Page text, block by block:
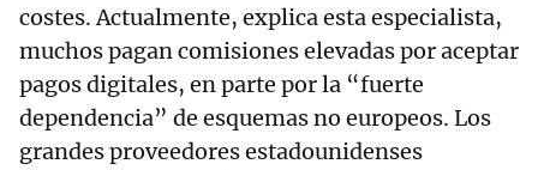
costes. Actualmente, explica esta especialista,
muchos pagan comisiones elevadas por aceptar
pagos digitales, en parte por la “fuerte
dependencia” de esquemas no europeos. Los
grandes proveedores estadounidenses